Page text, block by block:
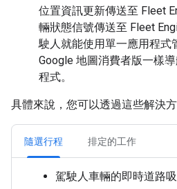
位置資訊更新傳送至 Fleet
輛狀態信號傳送至 Fleet
駛人就能使用單一應用程式
Google 地圖消費者版一樣
程式。
具體來說，您可以透過這些解決
隨選行程 排定的工作
駕駛人車輛的即時道路吸